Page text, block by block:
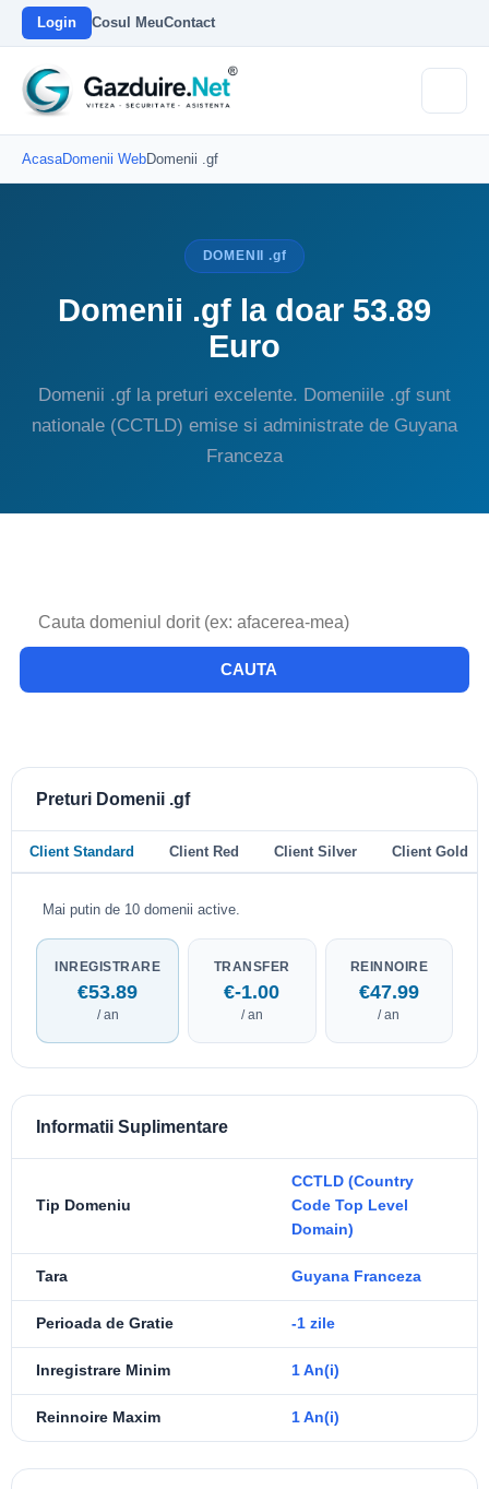
Login Cosul MeuContact
AcasaDomenii WebDomenii .gf
DOMENII .gf
Domenii .gf la doar 53.89
Euro
Domenii .gf la preturi excelente. Domeniile .gf sunt
nationale (CCTLD) emise si administrate de Guyana
Franceza
CAUTA
Preturi Domenii .gf
Client Standard Client Red Client Silver Client Gold
Mai putin de 10 domenii active.
INREGISTRARE
€53.89
/ an
TRANSFER
€-1.00
/ an
REINNOIRE
€47.99
/ an
Informatii Suplimentare
Tip Domeniu
CCTLD (Country
Code Top Level
Domain)
Tara Guyana Franceza
Perioada de Gratie -1 zile
Inregistrare Minim 1 An(i)
Reinnoire Maxim 1 An(i)